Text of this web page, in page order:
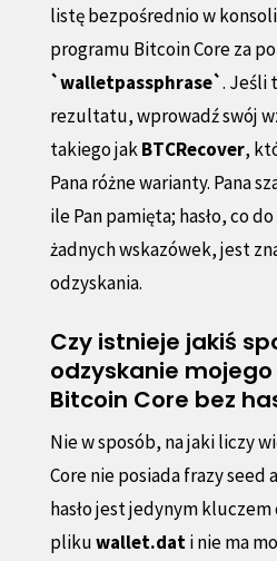
listę bezpośrednio w
programu Bitcoin Core za
`walletpassphrase`. Jeśli
rezultatu, wprowadź swój
takiego jakBTCRecover,
Pana różne warianty. Pana
ile Pan pamięta; hasło, co
żadnych wskazówek, jest
odzyskania.
Czy istnieje jakiś
odzyskanie
Bitcoin Core bez
Nie w sposób, na jaki liczy
Core nie posiada frazy
hasło jest jedynym
plikuwallet.dati nie ma